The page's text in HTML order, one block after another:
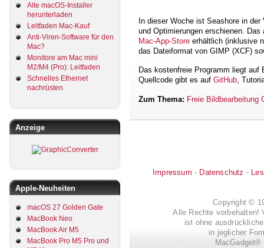
Alte macOS-Installer
herunterladen
Leitfaden Mac-Kauf
Anti-Viren-Software für den
Mac?
Monitore am Mac mini
M2/M4 (Pro): Leitfaden
Schnelles Ethernet
nachrüsten
Anzeige
Apple-Neuheiten
macOS 27 Golden Gate
MacBook Neo
MacBook Air M5
MacBook Pro M5 Pro und
In dieser Woche ist Seashore in
und Optimierungen erschienen.
Mac-App-Store erhältlich (inklusive
das Dateiformat von GIMP (XCF)
Das kostenfreie Programm liegt auf
Quellcode gibt es auf GitHub,
Zum Thema: Freie Bildbearbeitung
Impressum - Datenschutz -
Copyright ©
Alle Rechte vorbehalten!
ist ohne
in jeglicher
MacGadget®